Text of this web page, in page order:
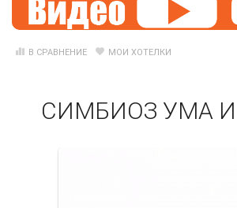
В СРАВНЕНИЕ МОИ ХОТЕЛКИ
СИМБИОЗ УМА